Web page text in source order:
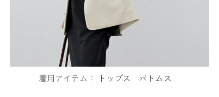
着用アイテム： トップス ボトムス